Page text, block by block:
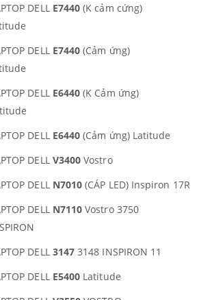
DELL E7440 (K cảm cứng)
DELL E7440 (Cảm ứng)
DELL E6440 (K Cảm ứng)
DELL E6440 (Cảm ứng) Latitude
DELL V3400 Vostro
DELL N7010 (CÁP LED) Inspiron 17R
DELL N7110 Vostro 3750
DELL 3147 3148 INSPIRON 11
DELL E5400 Latitude